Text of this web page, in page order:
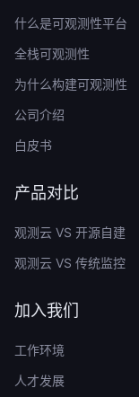
什么是可观测性平台
全栈可观测性
为什么构建可观测性
公司介绍
白皮书
产品对比
观测云 VS 开源自建
观测云 VS 传统监控
加入我们
工作环境
人才发展